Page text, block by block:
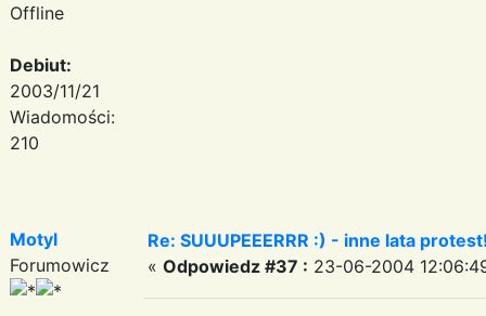
Offline
Debiut:
2003/11/21
Wiadomości:
210
Motyl
Forumowicz
Re: SUUUPEEERRR :) - inne lata
« Odpowiedz #37 : 23-06-2004